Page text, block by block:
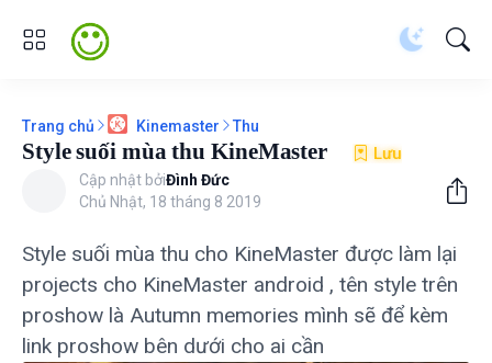
Trang chủ Kinemaster Thu
Style suối mùa thu KineMaster Lưu
Cập nhật bởiĐình Đức
Chủ Nhật, 18 tháng 8 2019
Style suối mùa thu cho KineMaster được làm lại
projects cho KineMaster android , tên style trên
proshow là Autumn memories mình sẽ để kèm
link proshow bên dưới cho ai cần